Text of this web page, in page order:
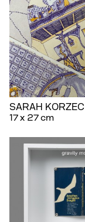
SARAH KORZEC
17 x 27 cm